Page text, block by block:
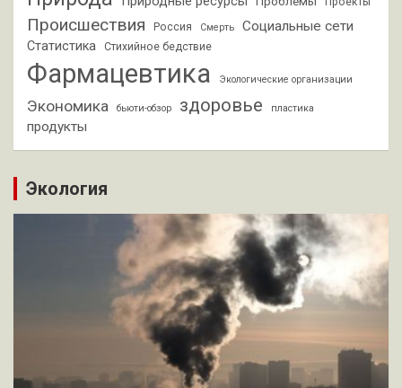
Происшествия Россия Смерть Социальные сети
Статистика Стихийное бедствие
Фармацевтика Экологические организации
Экономика бьюти-обзор здоровье пластика
продукты
Экология